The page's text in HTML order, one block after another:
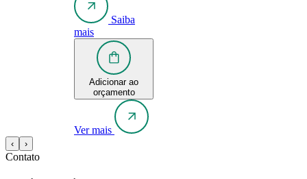
Saiba
mais
Adicionar ao
orçamento
Ver mais
‹ ›
Contato